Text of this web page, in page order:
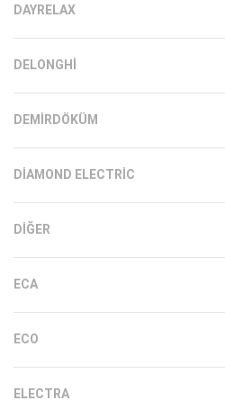
DAYRELAX
DELONGHI
DEMIRDÖKÜM
DIAMOND ELECTRIC
DIĞER
ECA
ECO
ELECTRA